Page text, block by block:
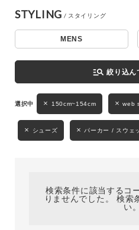
キーワード
性別
MENS
STYLING
MENS
manage_search 絞り込ん
150cm~154cm web
シューズ パーカー / スウェ
検索条件に該当するコ
りませんでした。 検索
い。